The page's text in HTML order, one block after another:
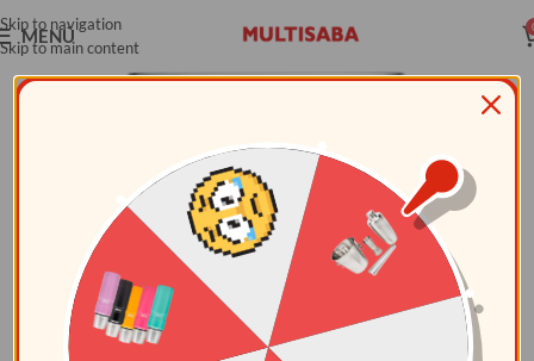
Skip to navigation
Skip to main content
MENÚ